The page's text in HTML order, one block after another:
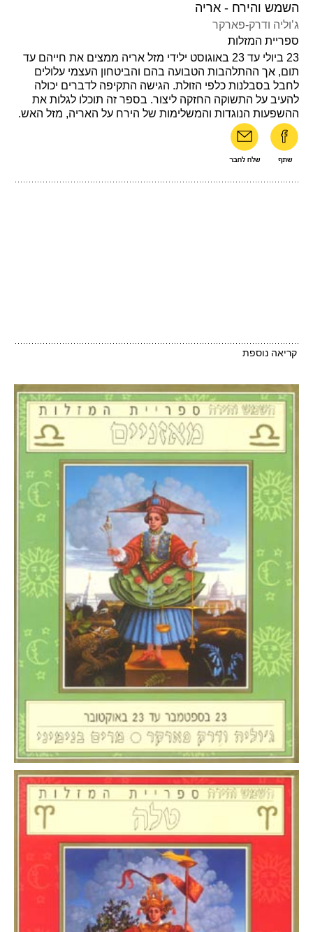
השמש והירח - אריה
ג’וליה ודרק-פארקר
ספריית המזלות
23 ביולי עד 23 באוגוסט ילידי מזל אריה ממצים את חייהם עד
תום, אך ההתלהבות הטבועה בהם והביטחון העצמי עלולים
לחבל בסבלנות כלפי הזולת. הגישה התקיפה לדברים יכולה
להעיב על התשוקה החזקה ליצור. בספר זה תוכלו לגלות את
ההשפעות הנוגדות והמשלימות של הירח על האריה, מזל האש.
קריאה נוספת